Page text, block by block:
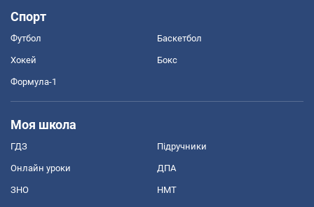
Спорт
Футбол Баскетбол
Хокей Бокс
Формула-1
Моя школа
ГДЗ Підручники
Онлайн уроки ДПА
ЗНО НМТ